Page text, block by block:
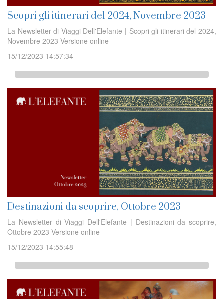
Scopri gli itinerari del 2024, Novembre 2023
La Newsletter di Viaggi Dell'Elefante | Scopri gli itinerari del 2024,
Novembre 2023 Versione online
15/12/2023 14:57:34
Destinazioni da scoprire, Ottobre 2023
La Newsletter di Viaggi Dell'Elefante | Destinazioni da scoprire,
Ottobre 2023 Versione online
15/12/2023 14:55:48